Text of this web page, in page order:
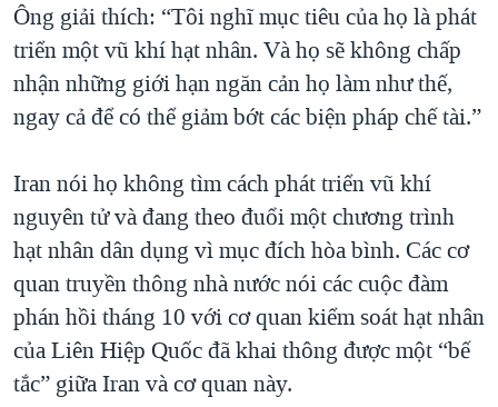
Ông giải thích: “Tôi nghĩ mục tiêu của họ là phát
triển một vũ khí hạt nhân. Và họ sẽ không chấp
nhận những giới hạn ngăn cản họ làm như thế,
ngay cả để có thể giảm bớt các biện pháp chế tài.”
Iran nói họ không tìm cách phát triển vũ khí
nguyên tử và đang theo đuổi một chương trình
hạt nhân dân dụng vì mục đích hòa bình. Các cơ
quan truyền thông nhà nước nói các cuộc đàm
phán hồi tháng 10 với cơ quan kiểm soát hạt nhân
của Liên Hiệp Quốc đã khai thông được một “bế
tắc” giữa Iran và cơ quan này.